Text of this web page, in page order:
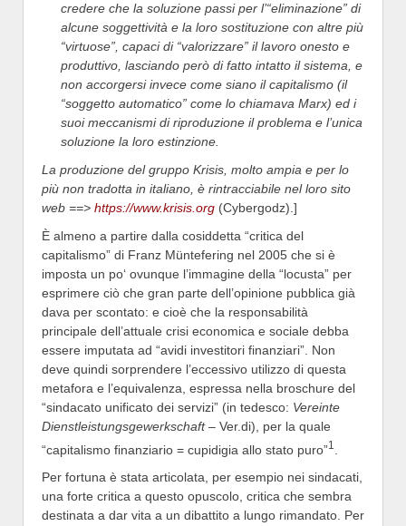
credere che la soluzione passi per l’“eliminazione” di
alcune soggettività e la loro sostituzione con altre più
“virtuose”, capaci di “valorizzare” il lavoro onesto e
produttivo, lasciando però di fatto intatto il sistema, e
non accorgersi invece come siano il capitalismo (il
“soggetto automatico” come lo chiamava Marx) ed i
suoi meccanismi di riproduzione il problema e l’unica
soluzione la loro estinzione.
La produzione del gruppo Krisis, molto ampia e per lo
più non tradotta in italiano, è rintracciabile nel loro sito
web ==> https://www.krisis.org (Cybergodz).]
È almeno a partire dalla cosiddetta “critica del
capitalismo” di Franz Müntefering nel 2005 che si è
imposta un po‘ ovunque l’immagine della “locusta” per
esprimere ciò che gran parte dell’opinione pubblica già
dava per scontato: e cioè che la responsabilità
principale dell’attuale crisi economica e sociale debba
essere imputata ad “avidi investitori finanziari”. Non
deve quindi sorprendere l’eccessivo utilizzo di questa
metafora e l’equivalenza, espressa nella broschure del
“sindacato unificato dei servizi” (in tedesco: Vereinte
Dienstleistungsgewerkschaft– Ver.di), per la quale
“capitalismo finanziario = cupidigia allo stato puro”1
Per fortuna è stata articolata, per esempio nei sindacati,
una forte critica a questo opuscolo, critica che sembra
destinata a dar vita a un dibattito a lungo rimandato. Per